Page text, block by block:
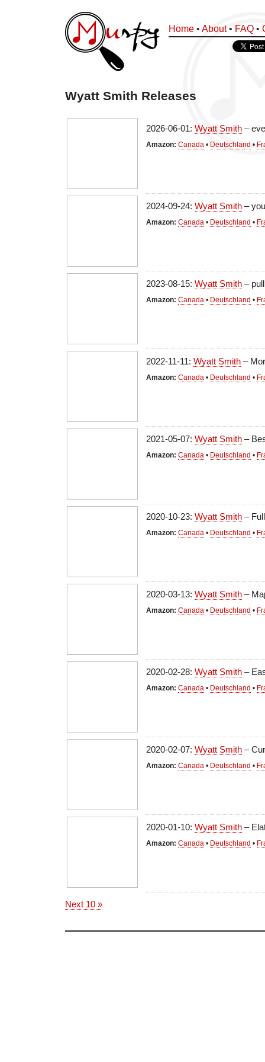
Home • About• FAQ •
Wyatt Smith Releases
2026-06-01: Wyatt Smith –
Amazon: Canada • Deutschland •
2024-09-24: Wyatt Smith –
Amazon: Canada • Deutschland •
2023-08-15: Wyatt Smith –
Amazon: Canada • Deutschland •
2022-11-11: Wyatt Smith –
Amazon: Canada • Deutschland •
2021-05-07: Wyatt Smith –
Amazon: Canada • Deutschland •
2020-10-23: Wyatt Smith –
Amazon: Canada • Deutschland •
2020-03-13: Wyatt Smith –
Amazon: Canada • Deutschland •
2020-02-28: Wyatt Smith –
Amazon: Canada • Deutschland •
2020-02-07: Wyatt Smith –
Amazon: Canada • Deutschland •
2020-01-10: Wyatt Smith –
Amazon: Canada • Deutschland •
Next 10 »